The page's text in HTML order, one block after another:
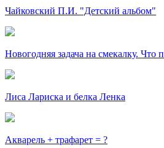
Чайковский П.И. "Детский альбом"
Новогодняя задача на смекалку. Что
Лиса Лариска и белка Ленка
Акварель + трафарет = ?